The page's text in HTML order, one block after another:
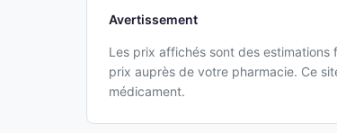
Avertissement
Les prix affichés sont des estimations
prix auprès de votre pharmacie. Ce
médicament.